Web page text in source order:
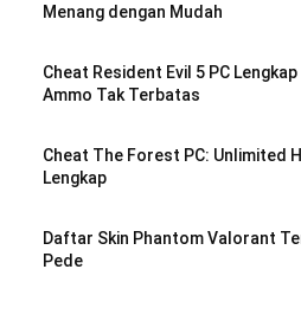
Menang dengan Mudah
Cheat Resident Evil 5 PC
Ammo Tak Terbatas
Cheat The Forest PC: Unlimited
Lengkap
Daftar Skin Phantom Valorant
Pede